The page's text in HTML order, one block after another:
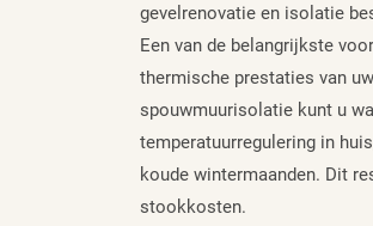
gevelrenovatie en isolatie
Een van de belangrijkste
thermische prestaties van
spouwmuurisolatie kunt u
temperatuurregulering in
koude wintermaanden. Dit
stookkosten.